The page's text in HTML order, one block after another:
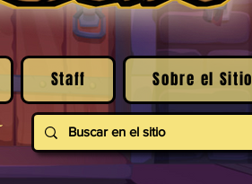
Staff Sobre el Sitio